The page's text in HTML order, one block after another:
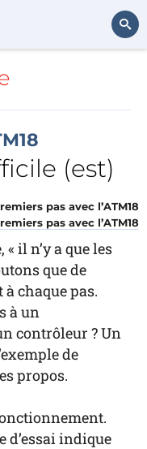
(est)
pas avec l’ATM18
il n’y a que les
que de
chaque pas.
à un
contrôleur ? Un
de
propos.
d’essai indique